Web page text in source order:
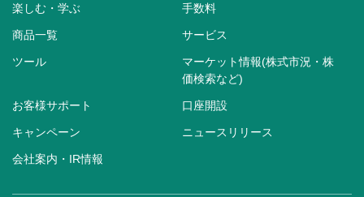
楽しむ・学ぶ 手数料
商品一覧 サービス
ツール
マーケット情報(株式市況・株
価検索など)
お客様サポート 口座開設
キャンペーン ニュースリリース
会社案内・IR情報